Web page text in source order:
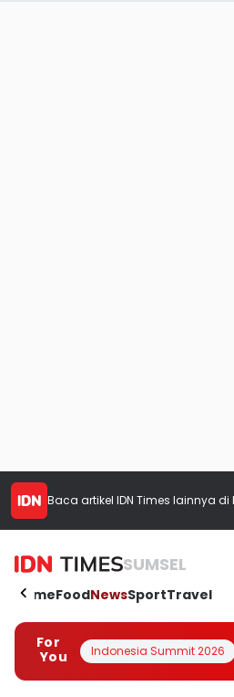
Baca artikel IDN Times lainnya di
SUMSEL
HomeFoodNewsSportTravel
For
You
Indonesia Summit 2026